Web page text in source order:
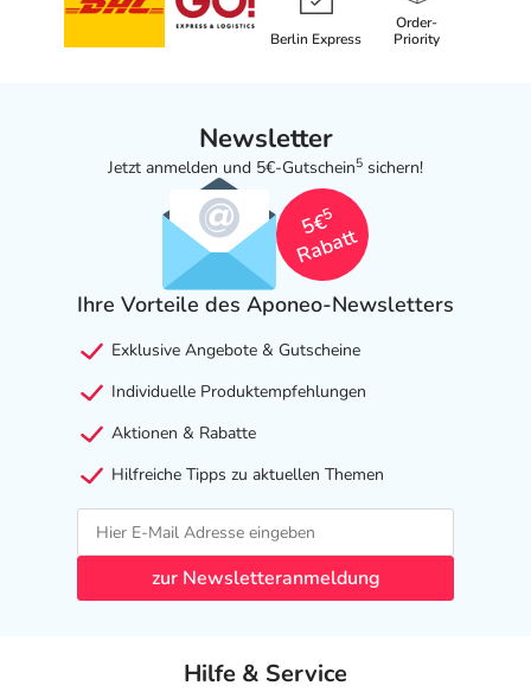
Berlin Express
Order-
Priority
Newsletter
Jetzt anmelden und 5€-Gutschein5 sichern!
5€
5
Rabatt
Ihre Vorteile des Aponeo-Newsletters
Exklusive Angebote & Gutscheine
Individuelle Produktempfehlungen
Aktionen & Rabatte
Hilfreiche Tipps zu aktuellen Themen
zur Newsletteranmeldung
Hilfe & Service